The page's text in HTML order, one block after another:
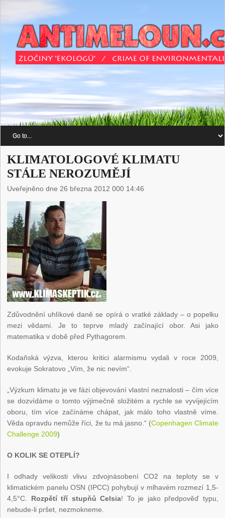
KLIMATOLOGOVÉ KLIMATU
STÁLE NEROZUMĚJÍ
Uveřejněno dne 26 března 2012 000 14:46
Zdůvodnění uhlíkové daně se opírá o vratké základy – o popelku
mezi vědami. Je to teprve mladý začínající obor. Asi jako
matematika v době před Pythagorem.
Kodaňská výzva, kterou kritici alarmismu vydali v roce 2009,
evokuje Sokratovo „Vím, že nic nevím“.
„Výzkum klimatu je ve fázi objevování vlastní neznalosti – čím více
se dozvídáme o tomto výjimečně složitém a rychle se vyvíjejícím
oboru, tím více začínáme chápat, jak málo toho vlastně víme.
Věda opravdu nemůže říci, že tu má jasno.“ (Copenhagen Climate
Challenge 2009)
O KOLIK SE OTEPLÍ?
I odhady velikosti vlivu zdvojnásobení CO2 na teploty se v
klimatickém panelu OSN (IPCC) pohybují v mlhavém rozmezí 1,5-
4,5°C. Rozpětí tří stupňů Celsia! To je jako předpověď typu,
nebude-li pršet, nezmokneme.